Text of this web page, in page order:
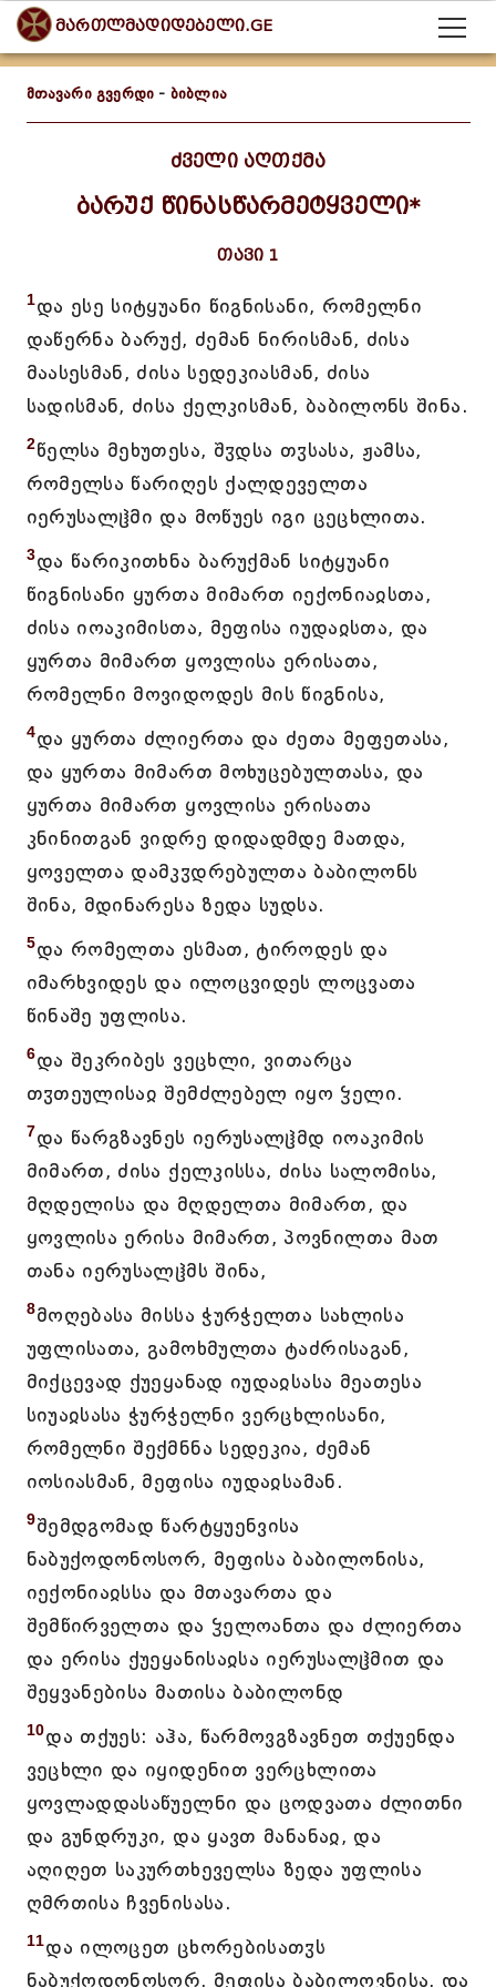
მართლმადიდებელი.GE
მთავარი გვერდი - ბიბლია
ძველი აღთქმა
ბარუქ წინასწარმეტყველი*
თავი 1
1და ესე სიტყუანი წიგნისანი, რომელნი
დაწერნა ბარუქ, ძემან ნირისმან, ძისა
მაასესმან, ძისა სედეკიასმან, ძისა
სადისმან, ძისა ქელკისმან, ბაბილონს შინა.
2წელსა მეხუთესა, შჳდსა თჳსასა, ჟამსა,
რომელსა წარიღეს ქალდეველთა
იერუსალჱმი და მოწუეს იგი ცეცხლითა.
3და წარიკითხნა ბარუქმან სიტყუანი
წიგნისანი ყურთა მიმართ იექონიაჲსთა,
ძისა იოაკიმისთა, მეფისა იუდაჲსთა, და
ყურთა მიმართ ყოვლისა ერისათა,
რომელნი მოვიდოდეს მის წიგნისა,
4და ყურთა ძლიერთა და ძეთა მეფეთასა,
და ყურთა მიმართ მოხუცებულთასა, და
ყურთა მიმართ ყოვლისა ერისათა
კნინითგან ვიდრე დიდადმდე მათდა,
ყოველთა დამკჳდრებულთა ბაბილონს
შინა, მდინარესა ზედა სუდსა.
5და რომელთა ესმათ, ტიროდეს და
იმარხვიდეს და ილოცვიდეს ლოცვათა
წინაშე უფლისა.
6და შეკრიბეს ვეცხლი, ვითარცა
თჳთეულისაჲ შემძლებელ იყო ჴელი.
7და წარგზავნეს იერუსალჱმდ იოაკიმის
მიმართ, ძისა ქელკისსა, ძისა სალომისა,
მღდელისა და მღდელთა მიმართ, და
ყოვლისა ერისა მიმართ, პოვნილთა მათ
თანა იერუსალჱმს შინა,
8მოღებასა მისსა ჭურჭელთა სახლისა
უფლისათა, გამოხმულთა ტაძრისაგან,
მიქცევად ქუეყანად იუდაჲსასა მეათესა
სიუაჲსასა ჭურჭელნი ვერცხლისანი,
რომელნი შექმნნა სედეკია, ძემან
იოსიასმან, მეფისა იუდაჲსამან.
9შემდგომად წარტყუენვისა
ნაბუქოდონოსორ, მეფისა ბაბილონისა,
იექონიაჲსსა და მთავართა და
შემწირველთა და ჴელოანთა და ძლიერთა
და ერისა ქუეყანისაჲსა იერუსალჱმით და
შეყვანებისა მათისა ბაბილონდ
10და თქუეს: აჰა, წარმოვგზავნეთ თქუენდა
ვეცხლი და იყიდენით ვერცხლითა
ყოვლადდასაწუელნი და ცოდვათა ძლითნი
და გუნდრუკი, და ყავთ მანანაჲ, და
აღიღეთ საკურთხეველსა ზედა უფლისა
ღმრთისა ჩვენისასა.
11და ილოცეთ ცხორებისათჳს
ნაბუქოდონოსორ, მეფისა ბაბილოვნისა, და